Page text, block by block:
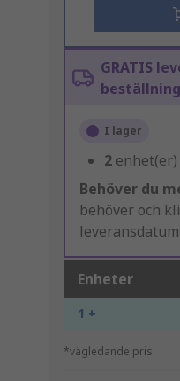
GRATIS
I lager
2
Behöver du
behöver och
Enheter
1 +
*vägledande pris